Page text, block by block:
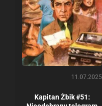
11.07.2025
Kapitan Żbik #51: